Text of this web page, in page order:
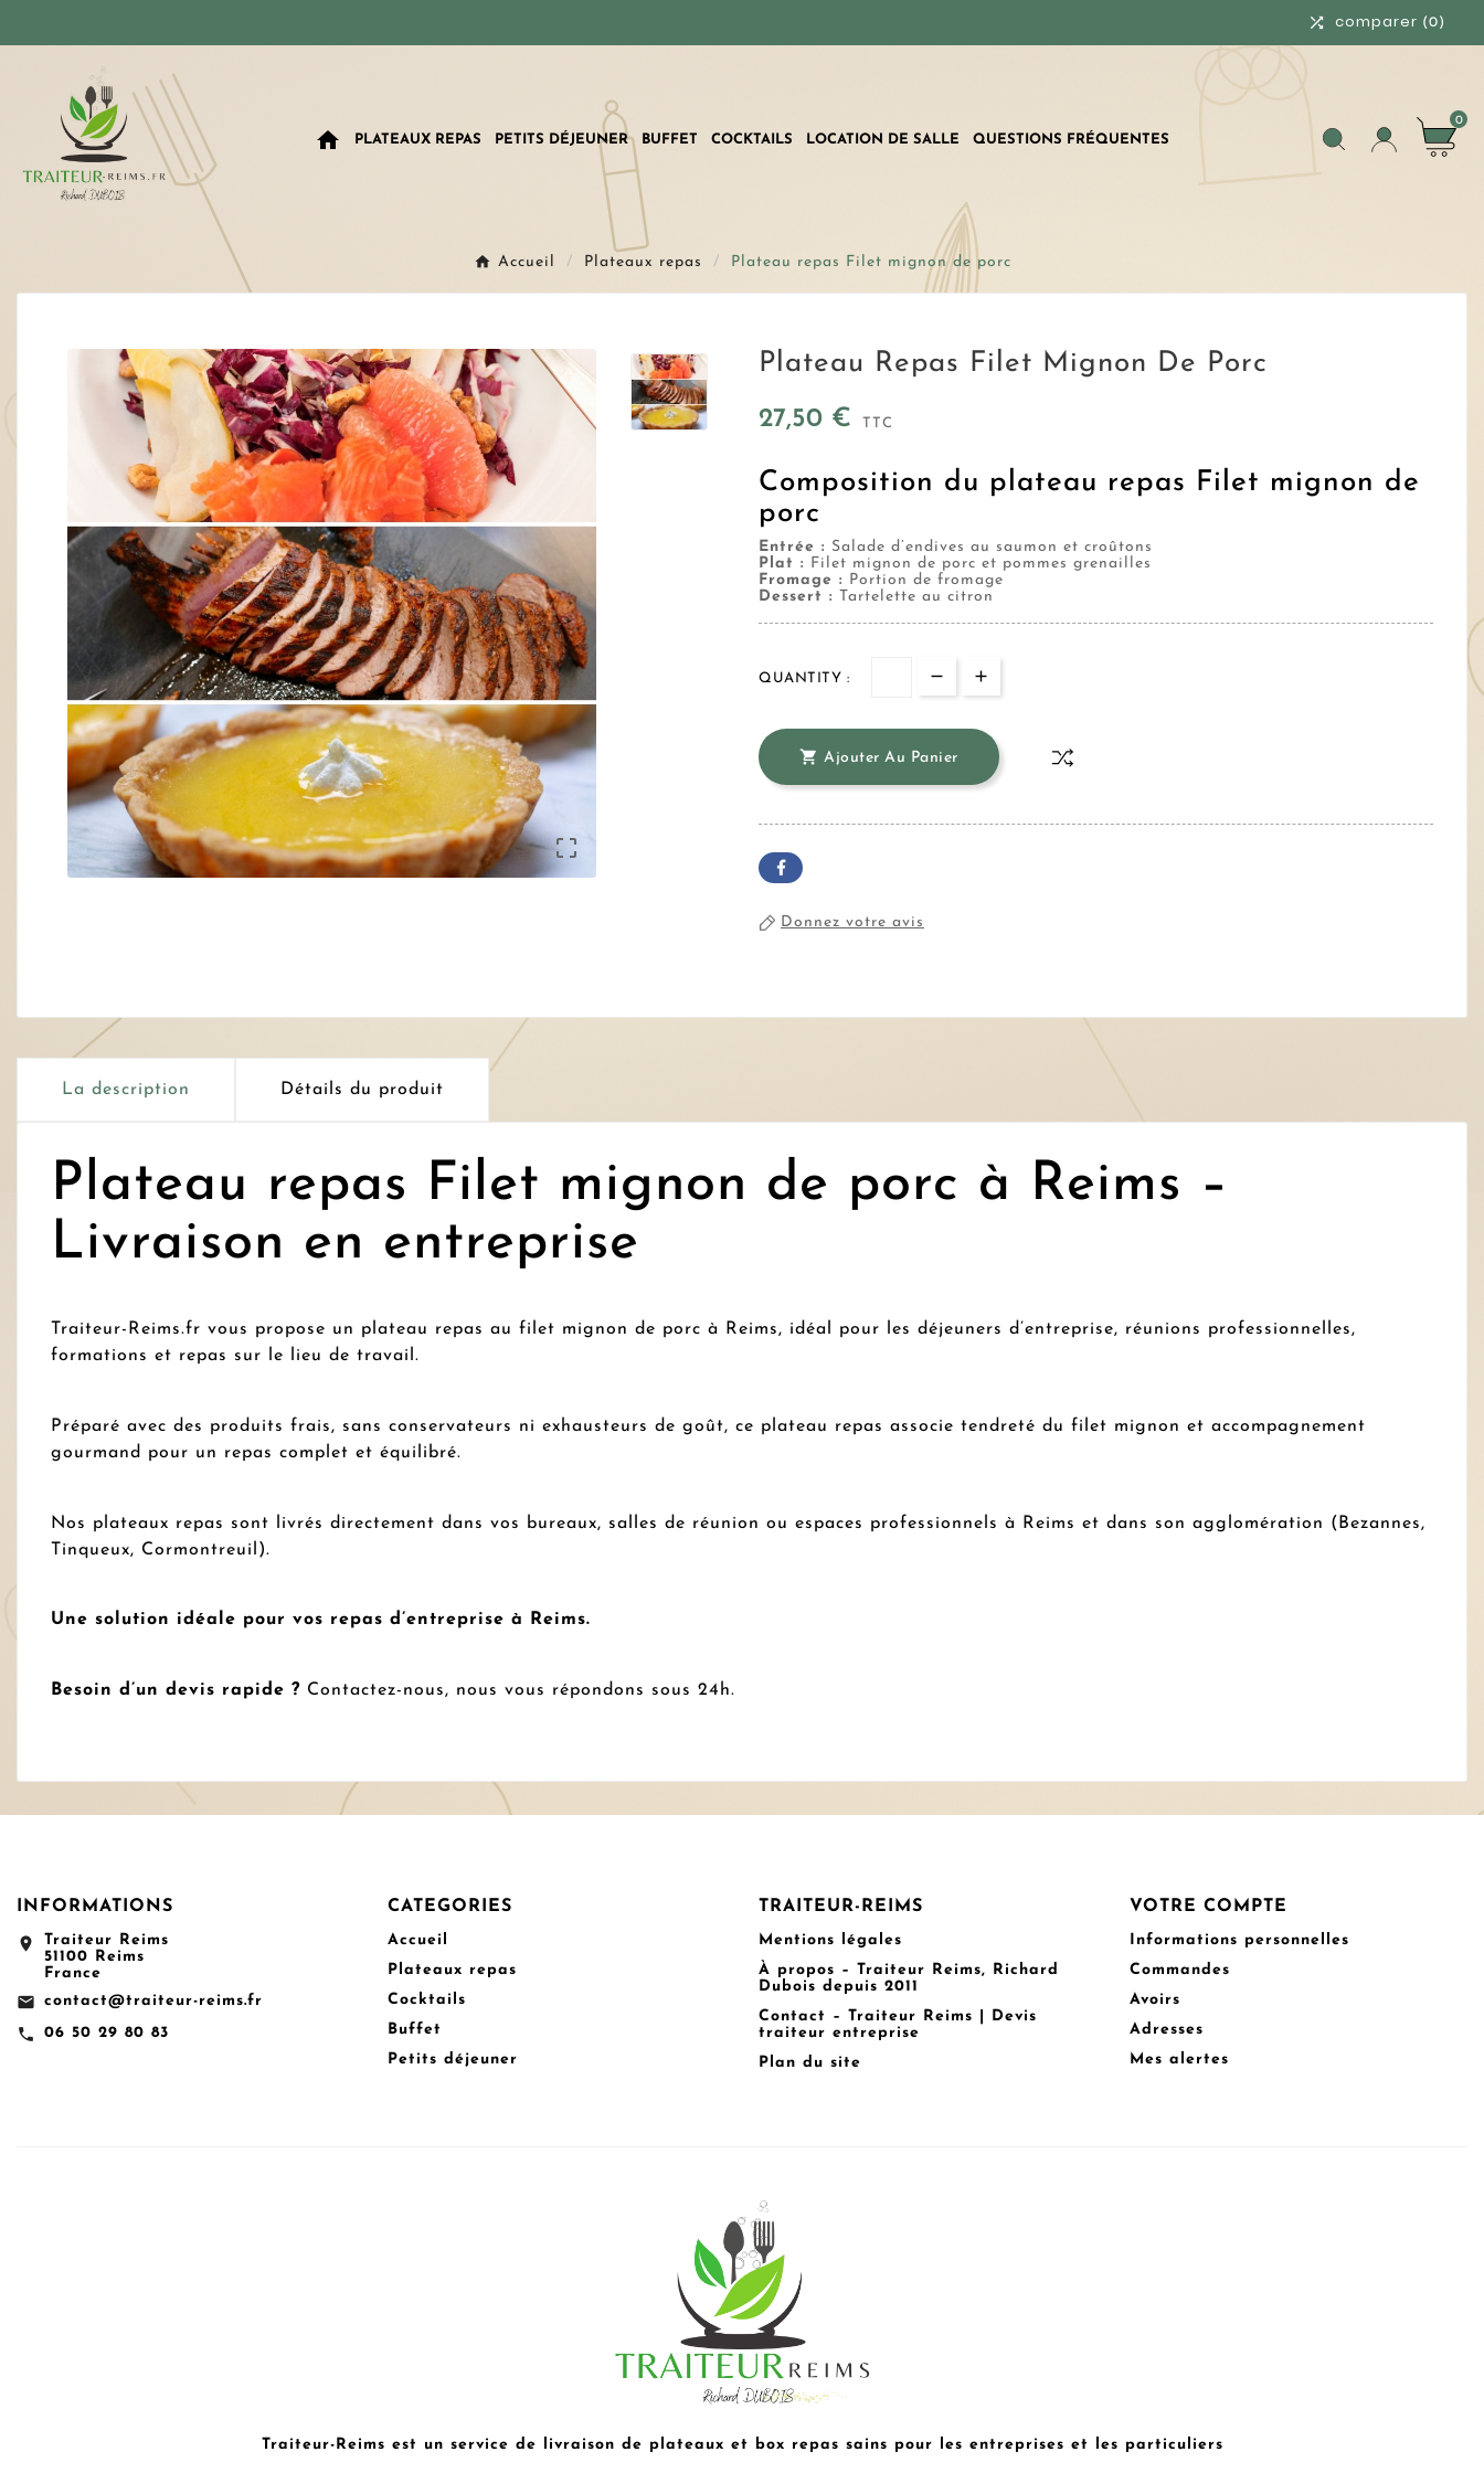
 comparer (0)
home PLATEAUX REPAS PETITS DÉJEUNER BUFFET COCKTAILS LOCATION DE SALLE QUESTIONS FRÉQUENTES
0
Accueil Plateaux repas Plateau repas Filet mignon de porc

Plateau Repas Filet Mignon De Porc
27,50 € TTC
Composition du plateau repas Filet mignon de
porc
Entrée : Salade d’endives au saumon et croûtons
Plat : Filet mignon de porc et pommes grenailles
Fromage : Portion de fromage
Dessert : Tartelette au citron
QUANTITY :
 Ajouter Au Panier
Donnez votre avis
La description Détails du produit
Plateau repas Filet mignon de porc à Reims –
Livraison en entreprise
Traiteur-Reims.fr vous propose un plateau repas au filet mignon de porc à Reims, idéal pour les déjeuners d’entreprise, réunions professionnelles,
formations et repas sur le lieu de travail.
Préparé avec des produits frais, sans conservateurs ni exhausteurs de goût, ce plateau repas associe tendreté du filet mignon et accompagnement
gourmand pour un repas complet et équilibré.
Nos plateaux repas sont livrés directement dans vos bureaux, salles de réunion ou espaces professionnels à Reims et dans son agglomération (Bezannes,
Tinqueux, Cormontreuil).
Une solution idéale pour vos repas d’entreprise à Reims.
Besoin d’un devis rapide ? Contactez-nous, nous vous répondons sous 24h.
INFORMATIONS
location_on
Traiteur Reims
51100 Reims
France
email contact@traiteur-reims.fr
call 06 50 29 80 83
CATEGORIES
Accueil
Plateaux repas
Cocktails
Buffet
Petits déjeuner
TRAITEUR-REIMS
Mentions légales
À propos – Traiteur Reims, Richard
Dubois depuis 2011
Contact – Traiteur Reims | Devis
traiteur entreprise
Plan du site
VOTRE COMPTE
Informations personnelles
Commandes
Avoirs
Adresses
Mes alertes
Traiteur-Reims est un service de livraison de plateaux et box repas sains pour les entreprises et les particuliers